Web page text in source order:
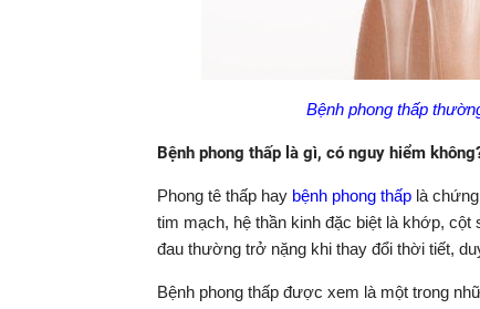
Bệnh phong thấp
Bệnh phong thấp là gì, có nguy hiểm
Phong tê thấp hay bệnh phong thấp là
tim mạch, hệ thần kinh đặc biệt là khớp,
đau thường trở nặng khi thay đổi thời tiết,
Bệnh phong thấp được xem là một trong